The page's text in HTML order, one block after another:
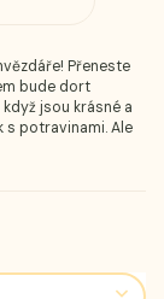
Přeneste
bude dort
jsou krásné a
s potravinami. Ale